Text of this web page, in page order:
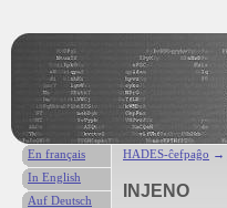
HADES-ĉefpaĝo →
INJENO
En français
In English
Auf Deutsch